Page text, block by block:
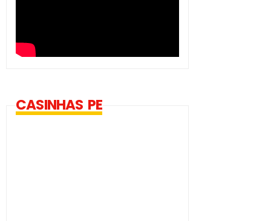
CASINHAS PE